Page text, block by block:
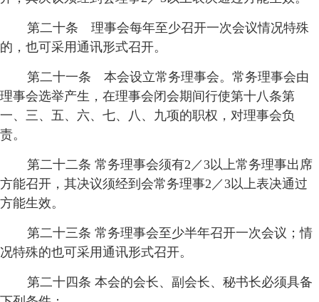
第二十条 理事会每年至少召开一次会议情况特殊
的，也可采用通讯形式召开。
第二十一条 本会设立常务理事会。常务理事会由
理事会选举产生，在理事会闭会期间行使第十八条第
一、三、五、六、七、八、九项的职权，对理事会负
责。
第二十二条 常务理事会须有2／3以上常务理事出席
方能召开，其决议须经到会常务理事2／3以上表决通过
方能生效。
第二十三条 常务理事会至少半年召开一次会议；情
况特殊的也可采用通讯形式召开。
第二十四条 本会的会长、副会长、秘书长必须具备